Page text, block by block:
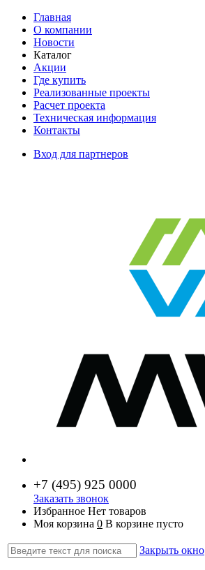
Главная
О компании
Новости
Каталог
Акции
Где купить
Реализованные проекты
Расчет проекта
Техническая информация
Контакты
Вход для партнеров
+7 (495) 925 0000
Заказать звонок
Избранное Нет товаров
Моя корзина 0 В корзине пусто
Закрыть окно